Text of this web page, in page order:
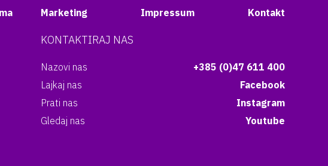
Marketing Impressum Kontakt
KONTAKTIRAJ NAS
Nazovi nas
+385 (0)47 611 400
Lajkaj nas
Facebook
Prati nas
Instagram
Gledaj nas
Youtube